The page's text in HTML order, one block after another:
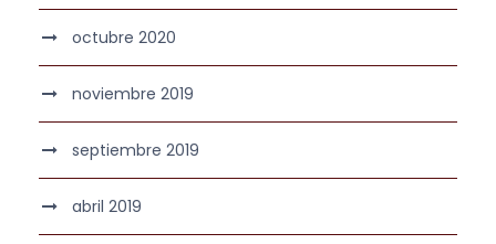
octubre 2020
noviembre 2019
septiembre 2019
abril 2019